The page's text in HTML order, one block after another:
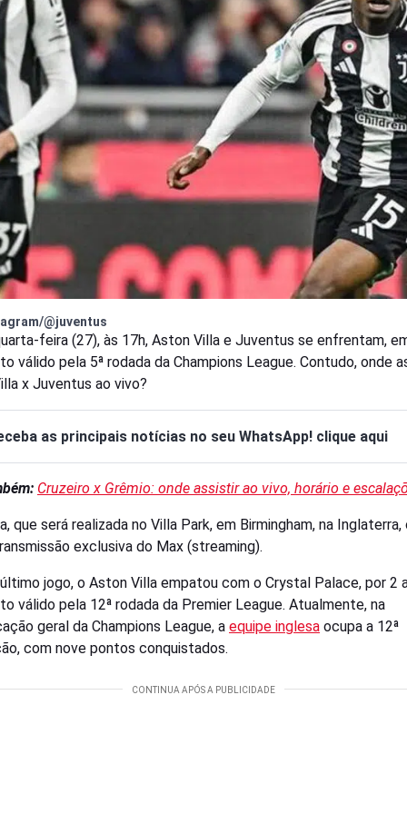
@juventus
feira (27), às 17h, Aston Villa e Juventus se enfrentam,
válido pela 5ª rodada da Champions League. Contudo, onde
x Juventus ao vivo?
as principais notícias no seu WhatsApp! clique aqui
Cruzeiro x Grêmio: onde assistir ao vivo, horário e
que será realizada no Villa Park, em Birmingham, na
exclusiva do Max (streaming).
jogo, o Aston Villa empatou com o Crystal Palace, por 2
válido pela 12ª rodada da Premier League. Atualmente, na
geral da Champions League, a equipe inglesa ocupa a 12ª
com nove pontos conquistados.